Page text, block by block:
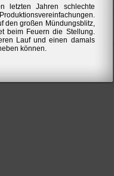
letzten Jahren schlechte
den großen Mündungsblitz,
beim Feuern die Stellung.
Lauf und einen damals
können.